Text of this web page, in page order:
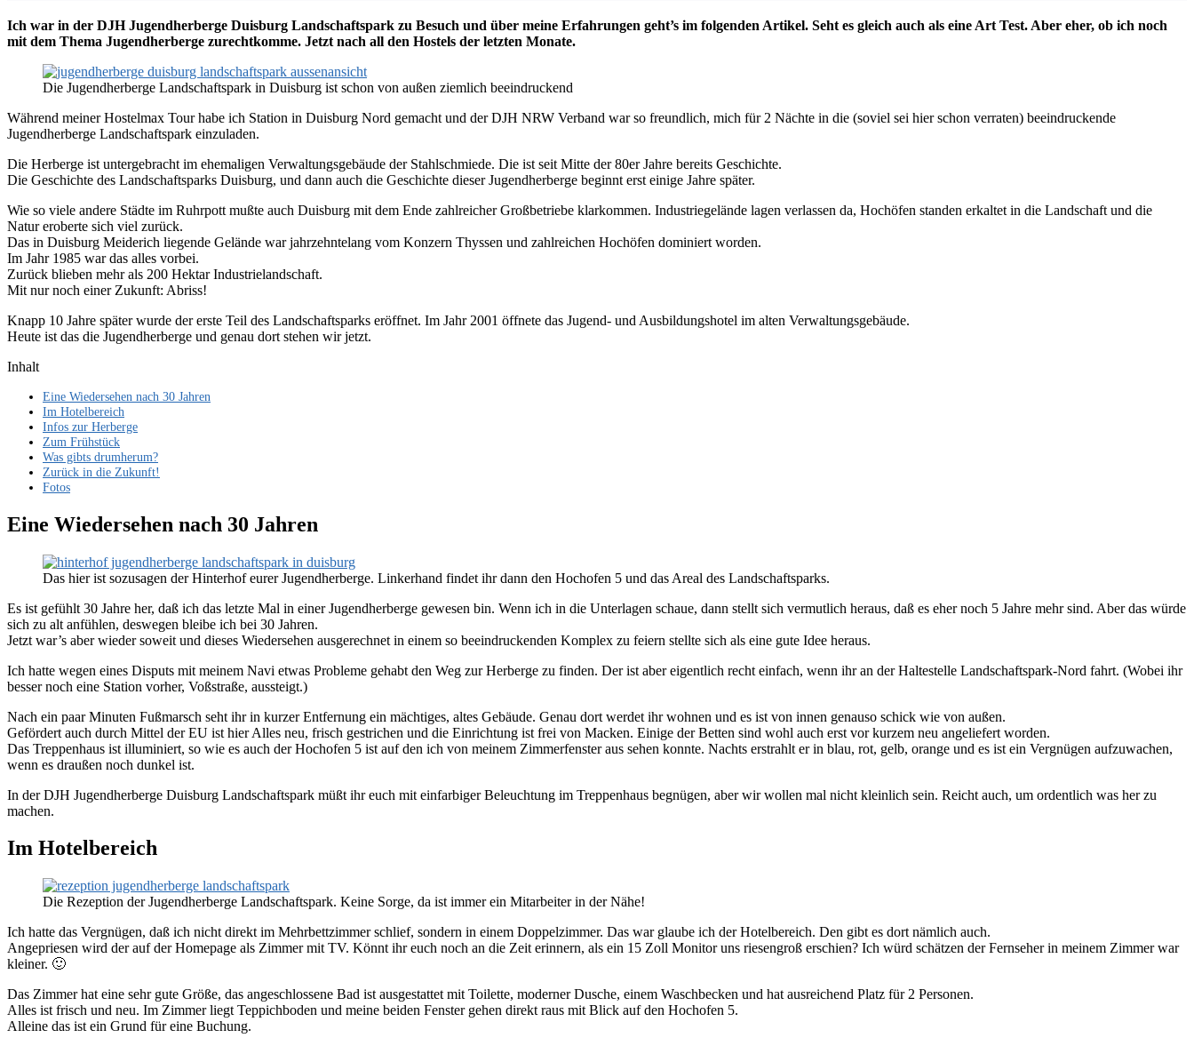
Ich war in der DJH Jugendherberge Duisburg Landschaftspark zu Besuch und über meine Erfahrungen geht’s im folgenden Artikel. Seht es gleich auch als eine Art Test. Aber eher, ob ich noch
mit dem Thema Jugendherberge zurechtkomme. Jetzt nach all den Hostels der letzten Monate.
Die Jugendherberge Landschaftspark in Duisburg ist schon von außen ziemlich beeindruckend
Während meiner Hostelmax Tour habe ich Station in Duisburg Nord gemacht und der DJH NRW Verband war so freundlich, mich für 2 Nächte in die (soviel sei hier schon verraten) beeindruckende
Jugendherberge Landschaftspark einzuladen.
Die Herberge ist untergebracht im ehemaligen Verwaltungsgebäude der Stahlschmiede. Die ist seit Mitte der 80er Jahre bereits Geschichte.
Die Geschichte des Landschaftsparks Duisburg, und dann auch die Geschichte dieser Jugendherberge beginnt erst einige Jahre später.
Wie so viele andere Städte im Ruhrpott mußte auch Duisburg mit dem Ende zahlreicher Großbetriebe klarkommen. Industriegelände lagen verlassen da, Hochöfen standen erkaltet in die Landschaft und die
Natur eroberte sich viel zurück.
Das in Duisburg Meiderich liegende Gelände war jahrzehntelang vom Konzern Thyssen und zahlreichen Hochöfen dominiert worden.
Im Jahr 1985 war das alles vorbei.
Zurück blieben mehr als 200 Hektar Industrielandschaft.
Mit nur noch einer Zukunft: Abriss!
Knapp 10 Jahre später wurde der erste Teil des Landschaftsparks eröffnet. Im Jahr 2001 öffnete das Jugend- und Ausbildungshotel im alten Verwaltungsgebäude.
Heute ist das die Jugendherberge und genau dort stehen wir jetzt.
Inhalt
Eine Wiedersehen nach 30 Jahren
Im Hotelbereich
Infos zur Herberge
Zum Frühstück
Was gibts drumherum?
Zurück in die Zukunft!
Fotos
Eine Wiedersehen nach 30 Jahren
Das hier ist sozusagen der Hinterhof eurer Jugendherberge. Linkerhand findet ihr dann den Hochofen 5 und das Areal des Landschaftsparks.
Es ist gefühlt 30 Jahre her, daß ich das letzte Mal in einer Jugendherberge gewesen bin. Wenn ich in die Unterlagen schaue, dann stellt sich vermutlich heraus, daß es eher noch 5 Jahre mehr sind. Aber das würde
sich zu alt anfühlen, deswegen bleibe ich bei 30 Jahren.
Jetzt war’s aber wieder soweit und dieses Wiedersehen ausgerechnet in einem so beeindruckenden Komplex zu feiern stellte sich als eine gute Idee heraus.
Ich hatte wegen eines Disputs mit meinem Navi etwas Probleme gehabt den Weg zur Herberge zu finden. Der ist aber eigentlich recht einfach, wenn ihr an der Haltestelle Landschaftspark-Nord fahrt. (Wobei ihr
besser noch eine Station vorher, Voßstraße, aussteigt.)
Nach ein paar Minuten Fußmarsch seht ihr in kurzer Entfernung ein mächtiges, altes Gebäude. Genau dort werdet ihr wohnen und es ist von innen genauso schick wie von außen.
Gefördert auch durch Mittel der EU ist hier Alles neu, frisch gestrichen und die Einrichtung ist frei von Macken. Einige der Betten sind wohl auch erst vor kurzem neu angeliefert worden.
Das Treppenhaus ist illuminiert, so wie es auch der Hochofen 5 ist auf den ich von meinem Zimmerfenster aus sehen konnte. Nachts erstrahlt er in blau, rot, gelb, orange und es ist ein Vergnügen aufzuwachen,
wenn es draußen noch dunkel ist.
In der DJH Jugendherberge Duisburg Landschaftspark müßt ihr euch mit einfarbiger Beleuchtung im Treppenhaus begnügen, aber wir wollen mal nicht kleinlich sein. Reicht auch, um ordentlich was her zu
machen.
Im Hotelbereich
Die Rezeption der Jugendherberge Landschaftspark. Keine Sorge, da ist immer ein Mitarbeiter in der Nähe!
Ich hatte das Vergnügen, daß ich nicht direkt im Mehrbettzimmer schlief, sondern in einem Doppelzimmer. Das war glaube ich der Hotelbereich. Den gibt es dort nämlich auch.
Angepriesen wird der auf der Homepage als Zimmer mit TV. Könnt ihr euch noch an die Zeit erinnern, als ein 15 Zoll Monitor uns riesengroß erschien? Ich würd schätzen der Fernseher in meinem Zimmer war
kleiner. 🙂
Das Zimmer hat eine sehr gute Größe, das angeschlossene Bad ist ausgestattet mit Toilette, moderner Dusche, einem Waschbecken und hat ausreichend Platz für 2 Personen.
Alles ist frisch und neu. Im Zimmer liegt Teppichboden und meine beiden Fenster gehen direkt raus mit Blick auf den Hochofen 5.
Alleine das ist ein Grund für eine Buchung.